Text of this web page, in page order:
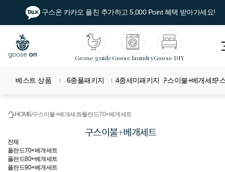
구스온 카카오 플친 추가하고 5,000 Point 혜택 받아가세요!
Goose guideGoose laundryGoose DIY
베스트 상품 6종풀패키지 4종세미패키지 구스이불+베개세트
구
HOME구스이불+베개세트폴란드70+베개세트
구스이불+베개세트
전체
폴란드70+베개세트
폴란드80+베개세트
폴란드90+베개세트